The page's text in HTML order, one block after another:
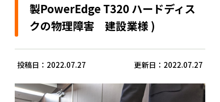
製PowerEdge T320 ハードディス
クの物理障害 建設業様 )
投稿日：2022.07.27 更新日：2022.07.27